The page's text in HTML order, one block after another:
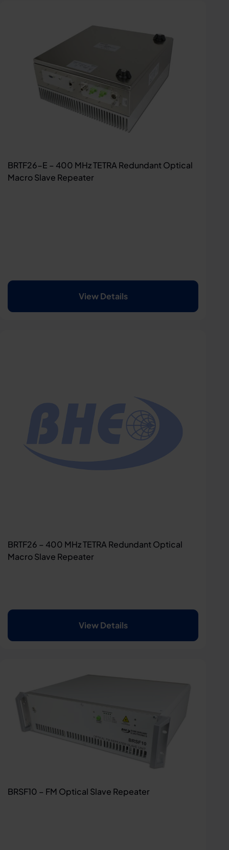
BRTF26-E – 400 MHz TETRA Redundant Optical
Macro Slave Repeater
View Details
BRTF26 – 400 MHz TETRA Redundant Optical
Macro Slave Repeater
View Details
BRSF10 – FM Optical Slave Repeater